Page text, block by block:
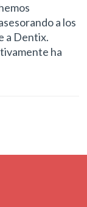
a los
a Dentix.
ha